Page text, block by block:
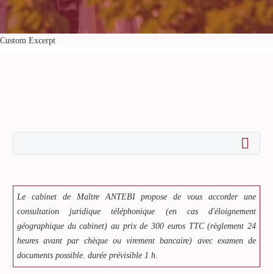
Custom Excerpt
Le cabinet de Maître ANTEBI propose de vous accorder une
consultation juridique téléphonique (en cas d'éloignement
géographique du cabinet) au prix de 300 euros TTC (règlement 24
heures avant par chèque ou virement bancaire) avec examen de
documents possible. durée prévisible 1 h.